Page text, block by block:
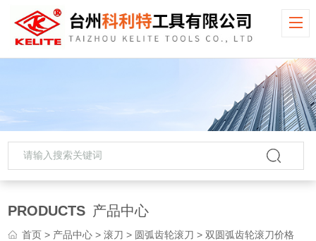
PRODUCTS 产品中心
首页 > 产品中心 >滚刀 > 圆弧齿轮滚刀 > 双圆弧齿轮滚刀价格